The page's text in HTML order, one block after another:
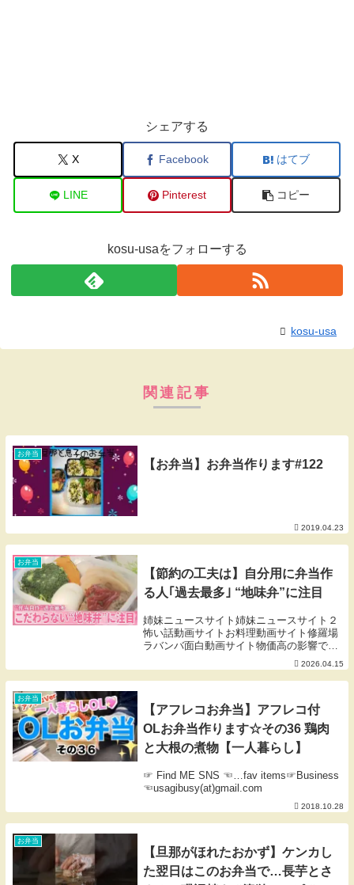
シェアする
X Facebook はてブ
LINE Pinterest コピー
kosu-usaをフォローする
kosu-usa
関連記事
お弁当
【お弁当】お弁当作ります#122
2019.04.23
お弁当
【節約の工夫は】自分用に弁当作
る人｢過去最多｣ “地味弁”に注目
姉妹ニュースサイト姉妹ニュースサイト２
怖い話動画サイトお料理動画サイト修羅場
ラバンバ面白動画サイト物価高の影響で自
分用にお弁当を作る人が過去最多になって
います。自分のために作るから、見栄えは
そこまで気にせず、雑でもOKということ
2026.04.15
お弁当
【アフレコお弁当】アフレコ付
OLお弁当作ります☆その36 鶏肉
と大根の煮物【一人暮らし】
☞ Find ME SNS ☜…fav items☞Business
☜usagibusy(at)gmail.com
2018.10.28
お弁当
【旦那がほれたおかず】ケンカし
た翌日はこのお弁当で…長芋とさ